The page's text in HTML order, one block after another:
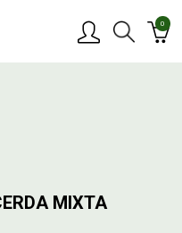
0
MIXTA